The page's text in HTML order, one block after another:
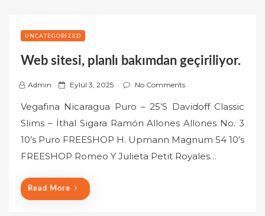
UNCATEGORIZED
Web sitesi, planlı bakımdan geçiriliyor.
Admin
P
s
t
e
d
Eylül 3, 2025 No Comments
Vegafina Nicaragua Puro – 25’S Davidoff Classic
Slims – İthal Sigara Ramón Allones Allones No. 3
10’s Puro FREESHOP H. Upmann Magnum 54 10’s
FREESHOP Romeo Y Julieta Petit Royales…
Read More